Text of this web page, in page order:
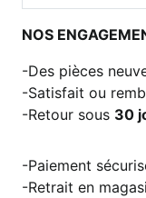
NOS
Des pièces
Satisfait ou
Retour sous 30
Paiement
Retrait en